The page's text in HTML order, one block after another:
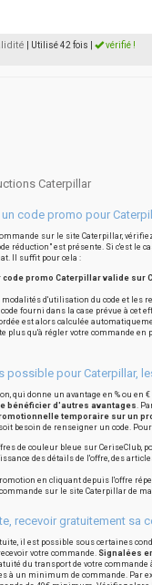
| Utilisé 42 fois vérifié !
Caterpillar
code promo pour
sur le site Caterpillar, vérifiez
réduction" est présente. Si c'est le
Il suffit pour cela :
code promo Caterpillar valide sur
d'utilisation du code et les
fourni dans la case prévue à cet
est alors calculée
plus qu'à régler votre commande en
possible pour Caterpillar,
qui donne un avantage en % ou en
bénéficier d'autres avantages.
temporaire sur un
besoin de renseigner un code.
de couleur bleue sur CeriseClub,
des détails de l'offre, des
en cliquant depuis l'offre
commande sur le site Caterpillar de
recevoir gratuitement sa
il est possible sous certaines
votre commande. Signalées
du transport de votre commande
à un minimum de commande. Par